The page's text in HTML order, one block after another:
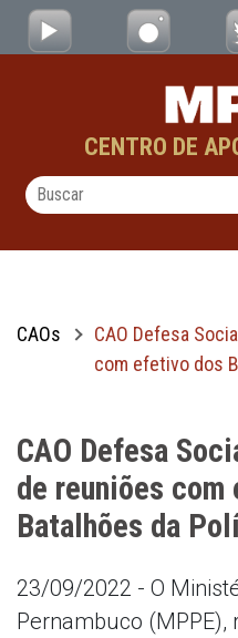
Pular para o Conteúdo principal
CAO Defesa Social
CENTRO DE
CAOs
CAO Defesa
com efetivo dos
CAO Defesa
de reuniões
Batalhões da
23/09/2022 - O
Pernambuco (MPPE),